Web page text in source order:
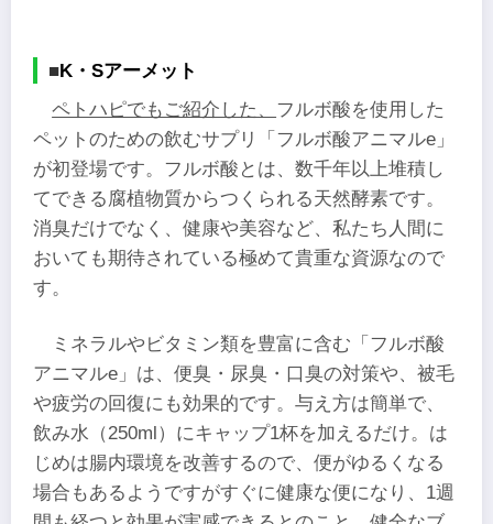
■K・Sアーメット
ペトハピでもご紹介した、 フルボ酸を使用した
ペットのための飲むサプリ「フルボ酸アニマルe」
が初登場です。フルボ酸とは、数千年以上堆積し
てできる腐植物質からつくられる天然酵素です。
消臭だけでなく、健康や美容など、私たち人間に
おいても期待されている極めて貴重な資源なので
す。
ミネラルやビタミン類を豊富に含む「フルボ酸
アニマルe」は、便臭・尿臭・口臭の対策や、被毛
や疲労の回復にも効果的です。与え方は簡単で、
飲み水（250ml）にキャップ1杯を加えるだけ。は
じめは腸内環境を改善するので、便がゆるくなる
場合もあるようですがすぐに健康な便になり、1週